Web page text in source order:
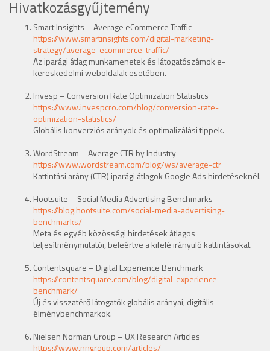
Hivatkozásgyűjtemény
Smart Insights – Average eCommerce Traffic
https://www.smartinsights.com/digital-marketing-
strategy/average-ecommerce-traffic/
Az iparági átlag munkamenetek és látogatószámok e-
kereskedelmi weboldalak esetében.
Invesp – Conversion Rate Optimization Statistics
https://www.invespcro.com/blog/conversion-rate-
optimization-statistics/
Globális konverziós arányok és optimalizálási tippek.
WordStream – Average CTR by Industry
https://www.wordstream.com/blog/ws/average-ctr
Kattintási arány (CTR) iparági átlagok Google Ads hirdetéseknél.
Hootsuite – Social Media Advertising Benchmarks
https://blog.hootsuite.com/social-media-advertising-
benchmarks/
Meta és egyéb közösségi hirdetések átlagos
teljesítménymutatói, beleértve a kifelé irányuló kattintásokat.
Contentsquare – Digital Experience Benchmark
https://contentsquare.com/blog/digital-experience-
benchmark/
Új és visszatérő látogatók globális arányai, digitális
élménybenchmarkok.
Nielsen Norman Group – UX Research Articles
https://www.nngroup.com/articles/